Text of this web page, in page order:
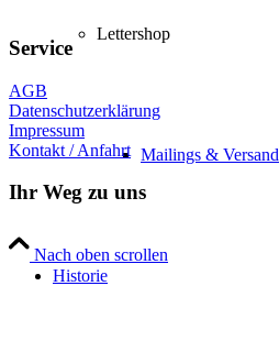
Lettershop
Mailings & Versand
Historie
Service
AGB
Datenschutzerklärung
Impressum
Kontakt / Anfahrt
Ihr Weg zu uns
Nach oben scrollen